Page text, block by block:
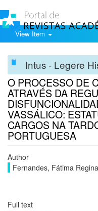
View Item
Intus - Legere
O PROCESSO DE
ATRAVÉS DA
VASSÁLICO:
CARGOS NA
PORTUGUESA
Author
Fernandes, Fátima Regina
Full text